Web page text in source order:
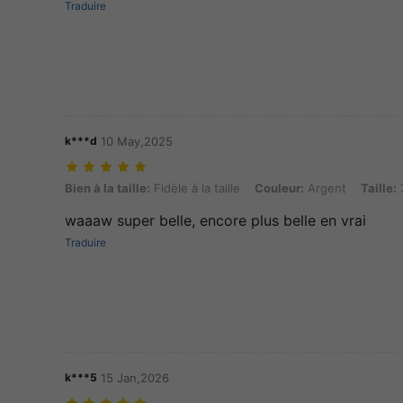
Traduire
k***d 10 May,2025
Bien à la taille: Fidèle à la taille, Couleur: Argent, Taille: 7
Bien à la taille: Fidèle à la taille Couleur: Argent Taille:
waaaw super belle, encore plus belle en vrai
Traduire
k***5 15 Jan,2026